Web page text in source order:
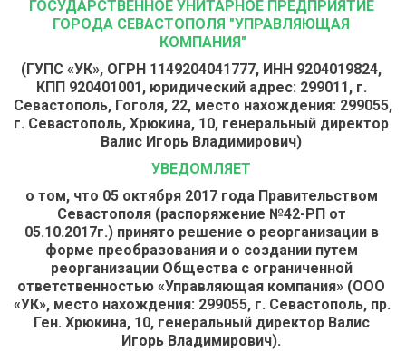
ГОСУДАРСТВЕННОЕ УНИТАРНОЕ ПРЕДПРИЯТИЕ
ГОРОДА СЕВАСТОПОЛЯ "УПРАВЛЯЮЩАЯ
КОМПАНИЯ"
(ГУПС «УК», ОГРН 1149204041777, ИНН 9204019824,
КПП 920401001, юридический адрес: 299011, г.
Севастополь, Гоголя, 22, место нахождения: 299055,
г. Севастополь, Хрюкина, 10, генеральный директор
Валис Игорь Владимирович)
УВЕДОМЛЯЕТ
о том, что 05 октября 2017 года Правительством
Севастополя (распоряжение №42-РП от
05.10.2017г.) принято решение о реорганизации в
форме преобразования и о создании путем
реорганизации Общества с ограниченной
ответственностью «Управляющая компания» (ООО
«УК», место нахождения: 299055, г. Севастополь, пр.
Ген. Хрюкина, 10, генеральный директор Валис
Игорь Владимирович).